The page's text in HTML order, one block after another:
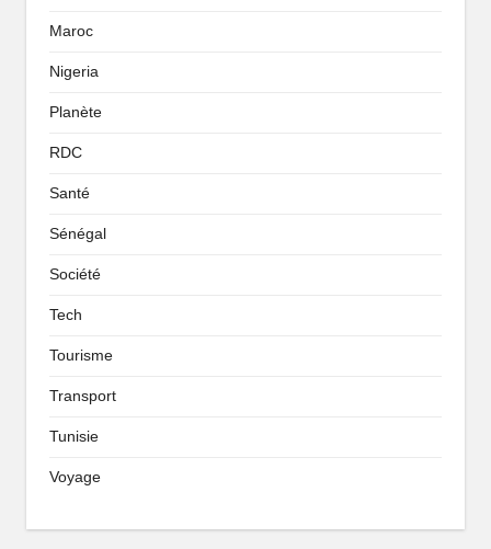
Maroc
Nigeria
Planète
RDC
Santé
Sénégal
Société
Tech
Tourisme
Transport
Tunisie
Voyage